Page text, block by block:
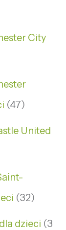
City
47
United
32
dzieci 3